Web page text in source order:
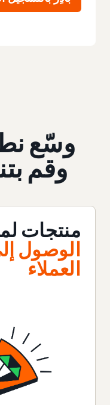
وسّع
وقم
منتجات
الوصول
العملاء